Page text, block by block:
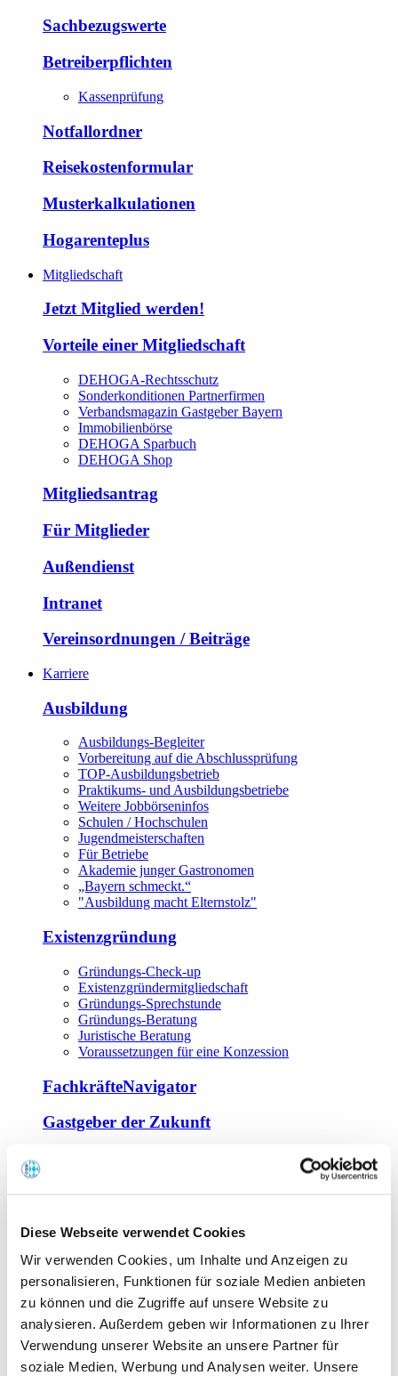
Diese Webseite verwendet Cookies
Wir verwenden Cookies, um Inhalte und Anzeigen zu
personalisieren, Funktionen für soziale Medien anbieten
zu können und die Zugriffe auf unsere Website zu
analysieren. Außerdem geben wir Informationen zu Ihrer
Verwendung unserer Website an unsere Partner für
soziale Medien, Werbung und Analysen weiter. Unsere
Sachbezugswerte
Betreiberpflichten
Kassenprüfung
Notfallordner
Reisekostenformular
Musterkalkulationen
Hogarenteplus
Mitgliedschaft
Jetzt Mitglied werden!
Vorteile einer Mitgliedschaft
DEHOGA-Rechtsschutz
Sonderkonditionen Partnerfirmen
Verbandsmagazin Gastgeber Bayern
Immobilienbörse
DEHOGA Sparbuch
DEHOGA Shop
Mitgliedsantrag
Für Mitglieder
Außendienst
Intranet
Vereinsordnungen / Beiträge
Karriere
Ausbildung
Ausbildungs-Begleiter
Vorbereitung auf die Abschlussprüfung
TOP-Ausbildungsbetrieb
Praktikums- und Ausbildungsbetriebe
Weitere Jobbörseninfos
Schulen / Hochschulen
Jugendmeisterschaften
Für Betriebe
Akademie junger Gastronomen
„Bayern schmeckt.“
"Ausbildung macht Elternstolz"
Existenzgründung
Gründungs-Check-up
Existenzgründermitgliedschaft
Gründungs-Sprechstunde
Gründungs-Beratung
Juristische Beratung
Voraussetzungen für eine Konzession
FachkräfteNavigator
Gastgeber der Zukunft
Offene Seminare
Tagen im Palais
Wirte-und Unternehmerbrief
Lernplattform BOUNTI
Partner
Branchennahe Organisationen